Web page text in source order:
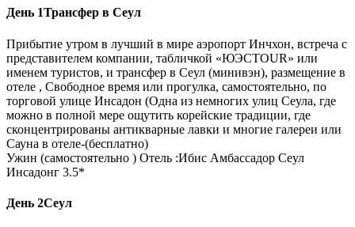
День 1Трансфер в Сеул
Прибытие утром в лучший в мире аэропорт Инчхон, встреча с
представителем компании, табличкой «ЮЭСTOUR» или
именем туристов, и трансфер в Сеул (минивэн), размещение в
отеле , Свободное время или прогулка, самостоятельно, по
торговой улице Инсадон (Одна из немногих улиц Сеула, где
можно в полной мере ощутить корейские традиции, где
сконцентрированы антикварные лавки и многие галереи или
Сауна в отеле-(бесплатно)
Ужин (самостоятельно ) Отель :Ибис Амбассадор Сеул
Инсадонг 3.5*
День 2Сеул